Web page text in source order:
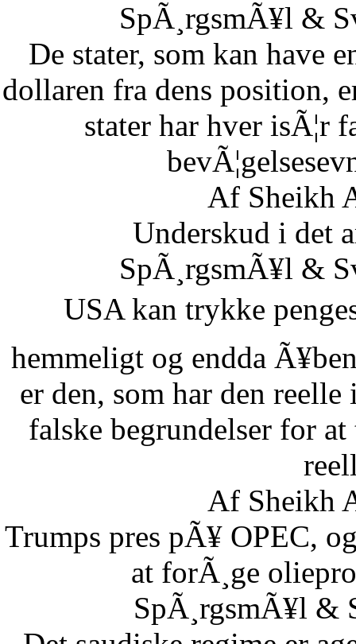
SpÃ¸rgsmÃ¥l &
De stater, som kan have
dollaren fra dens position,
stater har hver isÃ¦r
Af Sheikh
Underskud i det
SpÃ¸rgsmÃ¥l &
USA kan trykke
hemmeligt og endda
er den, som har den
falske begrundelser for
Af Sheikh
Trumps pres pÃ¥ OPEC,
at forÃ¸ge
SpÃ¸rgsmÃ¥l &